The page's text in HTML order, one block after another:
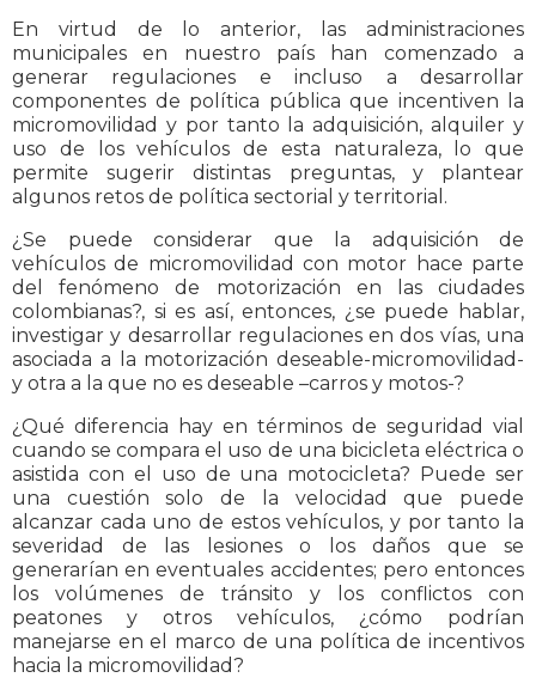
En virtud de lo anterior, las administraciones
municipales en nuestro país han comenzado a
generar regulaciones e incluso a desarrollar
componentes de política pública que incentiven la
micromovilidad y por tanto la adquisición, alquiler y
uso de los vehículos de esta naturaleza, lo que
permite sugerir distintas preguntas, y plantear
algunos retos de política sectorial y territorial.
¿Se puede considerar que la adquisición de
vehículos de micromovilidad con motor hace parte
del fenómeno de motorización en las ciudades
colombianas?, si es así, entonces, ¿se puede hablar,
investigar y desarrollar regulaciones en dos vías, una
asociada a la motorización deseable-micromovilidad-
y otra a la que no es deseable –carros y motos-?
¿Qué diferencia hay en términos de seguridad vial
cuando se compara el uso de una bicicleta eléctrica o
asistida con el uso de una motocicleta? Puede ser
una cuestión solo de la velocidad que puede
alcanzar cada uno de estos vehículos, y por tanto la
severidad de las lesiones o los daños que se
generarían en eventuales accidentes; pero entonces
los volúmenes de tránsito y los conflictos con
peatones y otros vehículos, ¿cómo podrían
manejarse en el marco de una política de incentivos
hacia la micromovilidad?